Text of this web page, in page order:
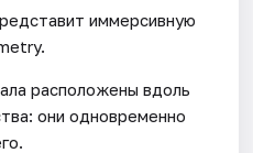
иммерсивную
расположены вдоль
они одновременно